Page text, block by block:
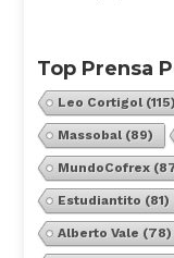
Top Prensa
Leo Cortigol(115)
Massobal(89)
MundoCofrex
Estudiantito (81)
Alberto Vale (78)